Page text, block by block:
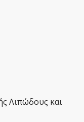
Λιπώδους και